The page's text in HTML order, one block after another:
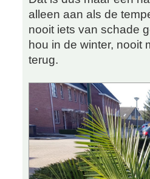
alleen aan als de
nooit iets van schade
hou in de winter, nooit
terug.